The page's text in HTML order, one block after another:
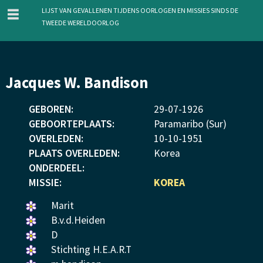
en
inhoud
menu
Lijst van gevallenen tijdens oorlogen en missies sinds de
Tweede Wereldoorlog
Jacques W. Bandison
GEBOREN: 29-07-1926
GEBOORTEPLAATS:
Paramaribo (Sur)
OVERLEDEN:
10-10-1951
PLAATS OVERLEDEN:
Korea
ONDERDEEL:
MISSIE:
KOREA
Een
bloemetje
gelegd.
Marit
Een
bloemetje
gelegd.
B.v.d.Heiden
Een
bloemetje
D
Een
Stichting H.E.A.R.T